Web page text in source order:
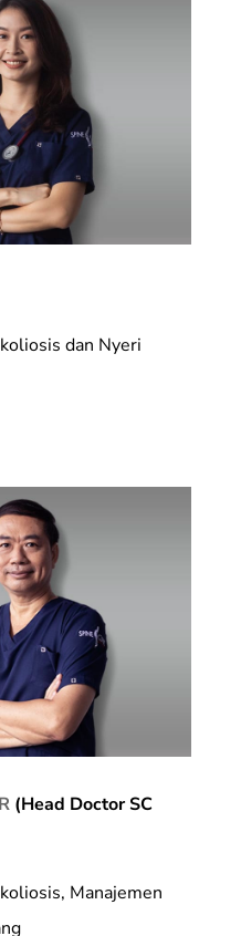
dan Nyeri
(Head Doctor SC
Manajemen